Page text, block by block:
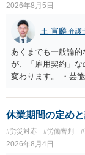
2026年8月5日
王 宣麟 弁護
あくまでも一般論
が、「雇用契約」
変わります。 ・芸
務上よくあるから
害との対応関係や
に有効になるわけ
基法16条で無効と
損害と比べて過大
休業期間の定め
#労災対応 #労働審判
2026年8月4日